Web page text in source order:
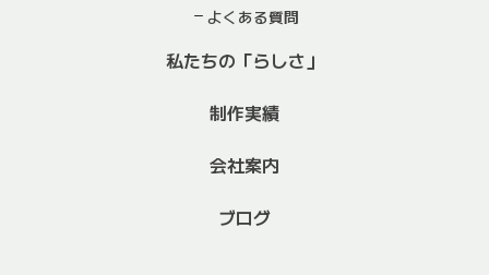
よくある質問
私たちの「らしさ」
制作実績
会社案内
ブログ